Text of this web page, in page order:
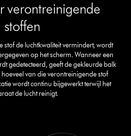
verontreinigende
stoffen
stof de luchtkwaliteit vermindert, wordt
op het scherm. Wanneer een
gedetecteerd, geeft de gekleurde balk
van die verontreinigende stof
wordt continu bijgewerkt terwijl het
de lucht reinigt.